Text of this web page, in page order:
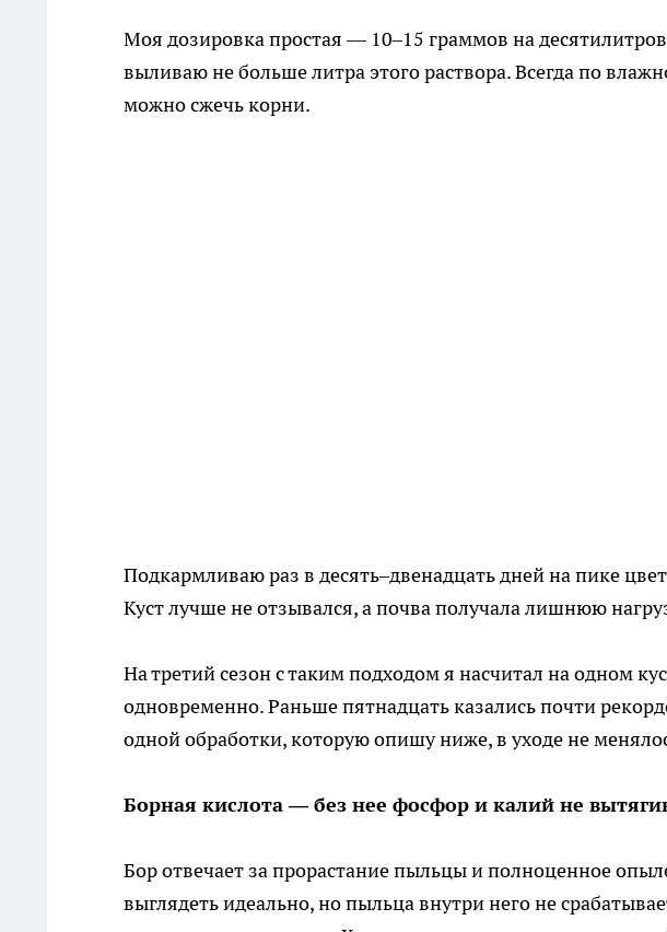
Моя дозировка простая — 10–15 граммов на
выливаю не больше литра этого раствора. Всегда по
можно сжечь корни.
Подкармливаю раз в десять–двенадцать дней на пике
Куст лучше не отзывался, а почва получала лишнюю
На третий сезон с таким подходом я насчитал на одном
одновременно. Раньше пятнадцать казались почти
одной обработки, которую опишу ниже, в уходе не
Борная кислота — без нее фосфор и калий не
Бор отвечает за прорастание пыльцы и полноценное
выглядеть идеально, но пыльца внутри него не